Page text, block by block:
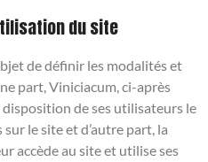
du site
de définir les modalités et
part, Viniciacum, ci-après
disposition de ses utilisateurs le
le site et d’autre part, la
accède au site et utilise ses